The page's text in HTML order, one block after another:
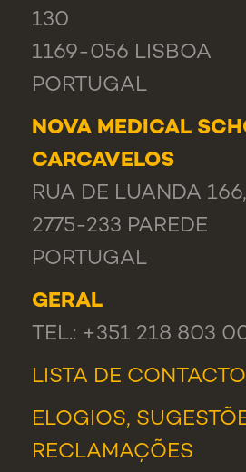
130
1169-056 LISBOA
PORTUGAL
NOVA MEDICAL
CARCAVELOS
RUA DE LUANDA 166,
2775-233 PAREDE
PORTUGAL
GERAL
TEL.: +351 218 803
LISTA DE
ELOGIOS,
RECLAMAÇÕES